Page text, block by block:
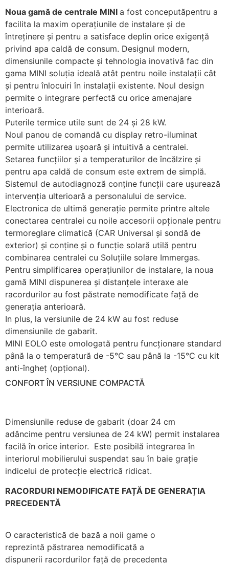
Noua gamă de centrale MINI a fost conceputăpentru a
facilita la maxim operațiunile de instalare și de
întreținere și pentru a satisface deplin orice exigență
privind apa caldă de consum. Designul modern,
dimensiunile compacte și tehnologia inovativă fac din
gama MINI soluția ideală atât pentru noile instalații cât
și pentru înlocuiri în instalații existente. Noul design
permite o integrare perfectă cu orice amenajare
interioară.
Puterile termice utile sunt de 24 și 28 kW.
Noul panou de comandă cu display retro-iluminat
permite utilizarea ușoară și intuitivă a centralei.
Setarea funcțiilor și a temperaturilor de încălzire și
pentru apa caldă de consum este extrem de simplă.
Sistemul de autodiagnoză conține funcții care ușurează
intervenția ulterioară a personalului de service.
Electronica de ultimă generație permite printre altele
conectarea centralei cu noile accesorii opționale pentru
termoreglare climatică (CAR Universal și sondă de
exterior) și conține și o funcție solară utilă pentru
combinarea centralei cu Soluțiile solare Immergas.
Pentru simplificarea operațiunilor de instalare, la noua
gamă MINI dispunerea și distanțele interaxe ale
racordurilor au fost păstrate nemodificate față de
generația anterioară.
In plus, la versiunile de 24 kW au fost reduse
dimensiunile de gabarit.
MINI EOLO este omologată pentru funcționare standard
până la o temperatură de -5°C sau până la -15°C cu kit
anti-îngheț (opțional).
CONFORT ÎN VERSIUNE COMPACTĂ
Dimensiunile reduse de gabarit (doar 24 cm
adâncime pentru versiunea de 24 kW) permit instalarea
facilă în orice interior. Este posibilă integrarea în
interiorul mobilierului suspendat sau în baie grație
indicelui de protecție electrică ridicat.
RACORDURI NEMODIFICATE FAȚĂ DE GENERAȚIA
PRECEDENTĂ
O caracteristică de bază a noii game o
reprezintă păstrarea nemodificată a
dispunerii racordurilor față de precedenta